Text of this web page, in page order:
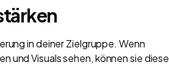
in deiner Zielgruppe. Wenn
und Visuals sehen, können sie diese